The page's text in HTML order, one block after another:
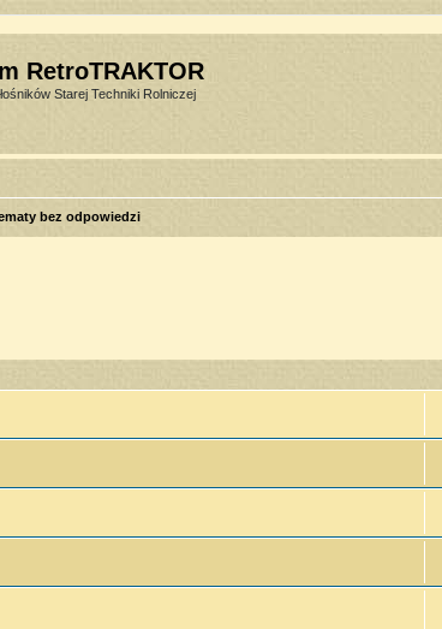
RetroTRAKTOR
Starej Techniki Rolniczej
bez odpowiedzi